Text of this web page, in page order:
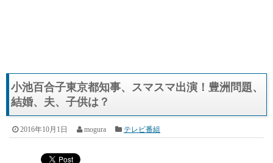
小池百合子東京都知事、スマスマ出演！豊洲問題、
結婚、夫、子供は？
2016年10月1日 mogura テレビ番組